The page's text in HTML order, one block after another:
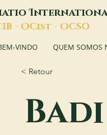
I
IB - OCist - OCSO
VINDO QUEM SOMOS
< Retour
Badi